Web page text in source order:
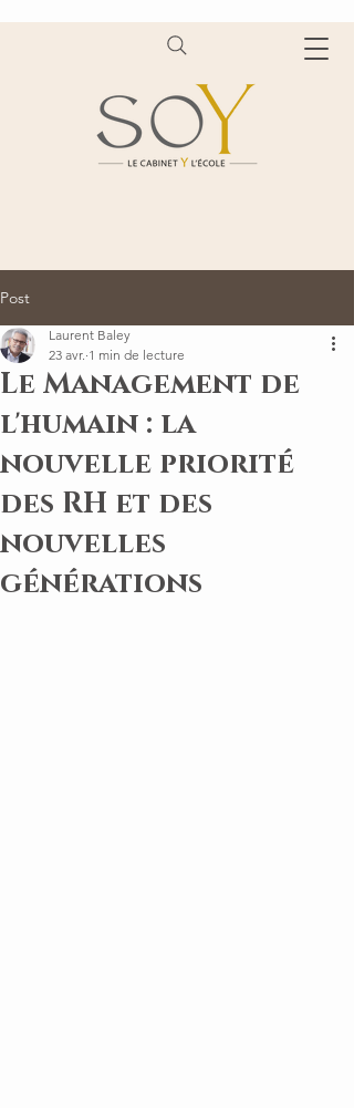
Post
Le Management de
l'humain : la
nouvelle priorité
des RH et des
nouvelles
générations
Laurent Baley
23 avr. 1 min de lecture